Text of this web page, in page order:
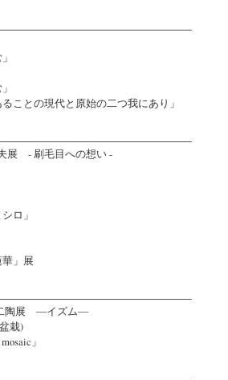
ことの現代と原始の二つ我にあり」
展 - 刷毛目への想い -
ロ」
華」展
陶展 ―イズム―
栽)
」